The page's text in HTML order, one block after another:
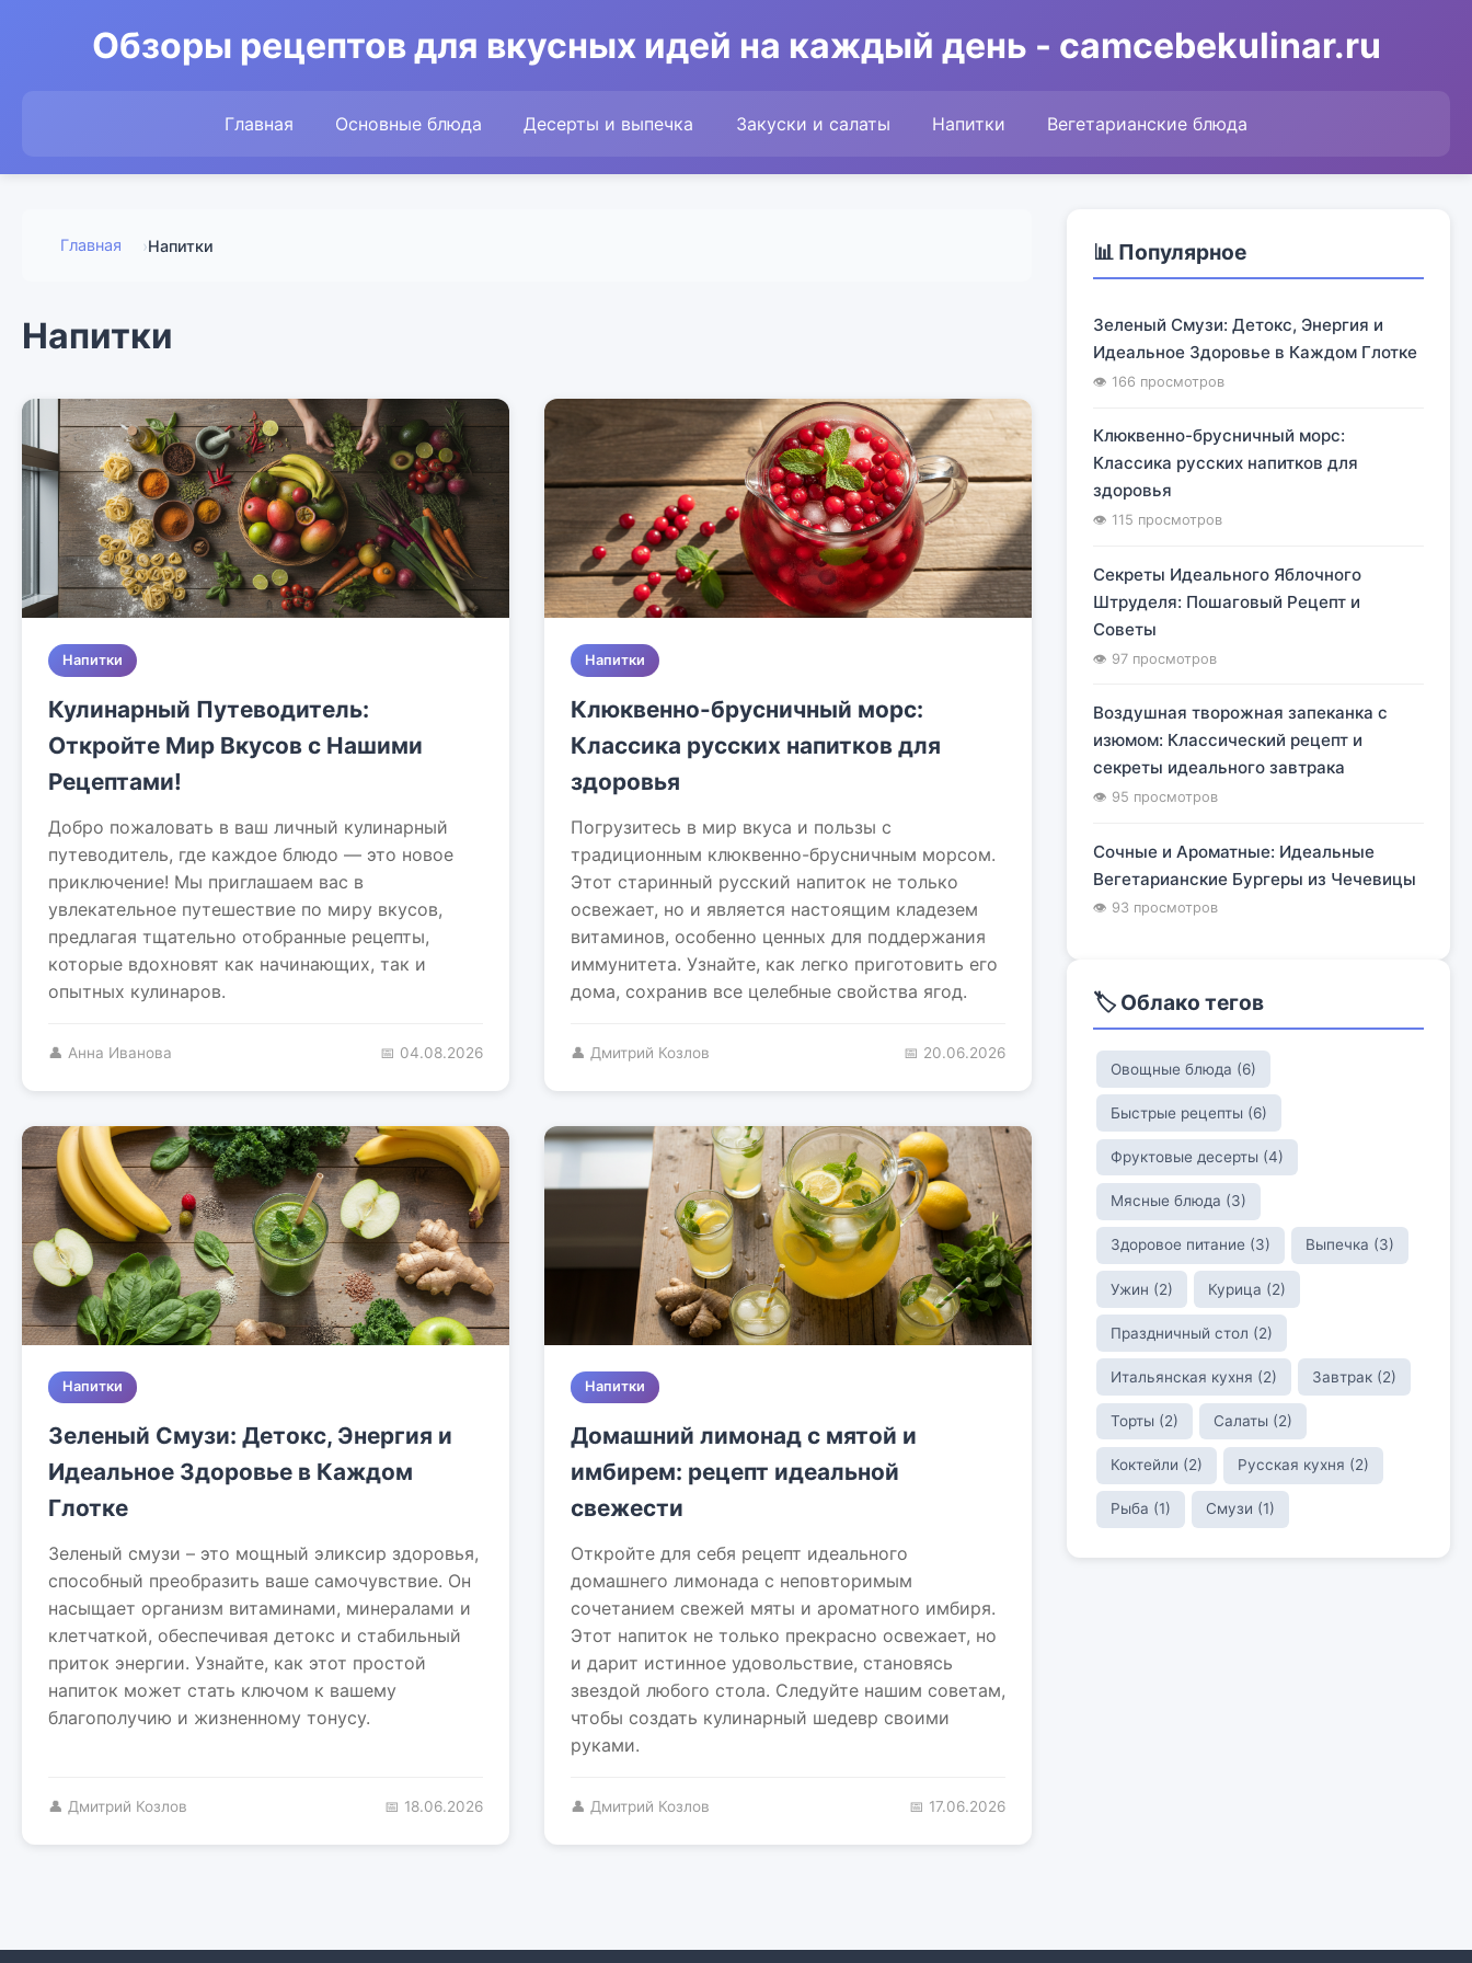
Обзоры рецептов для вкусных идей на каждый день - camcebekulinar.ru
Главная Основные блюда Десерты и выпечка Закуски и салаты Напитки Вегетарианские блюда
Главная ›Напитки
Напитки
Напитки
Кулинарный Путеводитель:
Откройте Мир Вкусов с Нашими
Рецептами!
Добро пожаловать в ваш личный кулинарный
путеводитель, где каждое блюдо — это новое
приключение! Мы приглашаем вас в
увлекательное путешествие по миру вкусов,
предлагая тщательно отобранные рецепты,
которые вдохновят как начинающих, так и
опытных кулинаров.
👤 Анна Иванова 📅 04.08.2026
Напитки
Клюквенно-брусничный морс:
Классика русских напитков для
здоровья
Погрузитесь в мир вкуса и пользы с
традиционным клюквенно-брусничным морсом.
Этот старинный русский напиток не только
освежает, но и является настоящим кладезем
витаминов, особенно ценных для поддержания
иммунитета. Узнайте, как легко приготовить его
дома, сохранив все целебные свойства ягод.
👤 Дмитрий Козлов 📅 20.06.2026
Напитки
Зеленый Смузи: Детокс, Энергия и
Идеальное Здоровье в Каждом
Глотке
Зеленый смузи – это мощный эликсир здоровья,
способный преобразить ваше самочувствие. Он
насыщает организм витаминами, минералами и
клетчаткой, обеспечивая детокс и стабильный
приток энергии. Узнайте, как этот простой
напиток может стать ключом к вашему
благополучию и жизненному тонусу.
👤 Дмитрий Козлов 📅 18.06.2026
Напитки
Домашний лимонад с мятой и
имбирем: рецепт идеальной
свежести
Откройте для себя рецепт идеального
домашнего лимонада с неповторимым
сочетанием свежей мяты и ароматного имбиря.
Этот напиток не только прекрасно освежает, но
и дарит истинное удовольствие, становясь
звездой любого стола. Следуйте нашим советам,
чтобы создать кулинарный шедевр своими
руками.
👤 Дмитрий Козлов 📅 17.06.2026
📊 Популярное
Зеленый Смузи: Детокс, Энергия и
Идеальное Здоровье в Каждом Глотке
👁 166 просмотров
Клюквенно-брусничный морс:
Классика русских напитков для
здоровья
👁 115 просмотров
Секреты Идеального Яблочного
Штруделя: Пошаговый Рецепт и
Советы
👁 97 просмотров
Воздушная творожная запеканка с
изюмом: Классический рецепт и
секреты идеального завтрака
👁 95 просмотров
Сочные и Ароматные: Идеальные
Вегетарианские Бургеры из Чечевицы
👁 93 просмотров
🏷️ Облако тегов
Овощные блюда (6)
Быстрые рецепты (6)
Фруктовые десерты (4)
Мясные блюда (3)
Здоровое питание (3) Выпечка (3)
Ужин (2) Курица (2)
Праздничный стол (2)
Итальянская кухня (2) Завтрак (2)
Торты (2) Салаты (2)
Коктейли (2) Русская кухня (2)
Рыба (1) Смузи (1)